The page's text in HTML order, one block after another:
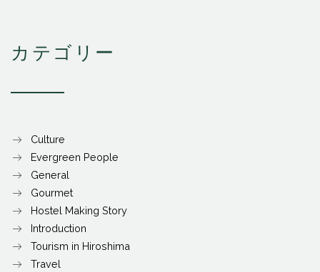
カテゴリー
Culture
Evergreen People
General
Gourmet
Hostel Making Story
Introduction
Tourism in Hiroshima
Travel